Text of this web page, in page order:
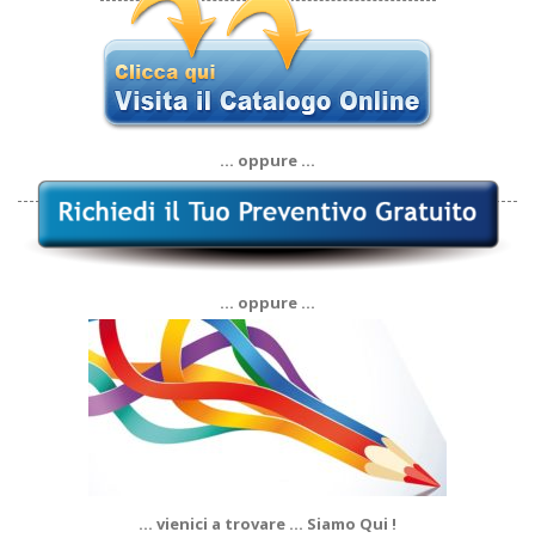
… oppure …
… oppure …
… vienici a trovare … Siamo Qui !